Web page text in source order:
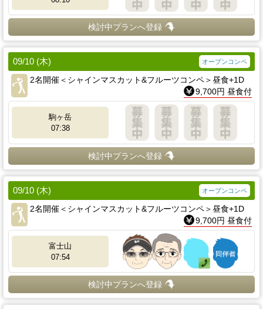
検討中プランへ登録
09/10 (木) オープンコンペ
2名開催＜シャインマスカット&フルーツコンペ＞昼食+1D
9,700円 昼食付
駒ヶ岳
07:38
検討中プランへ登録
09/10 (木) オープンコンペ
2名開催＜シャインマスカット&フルーツコンペ＞昼食+1D
9,700円 昼食付
富士山
07:54
検討中プランへ登録